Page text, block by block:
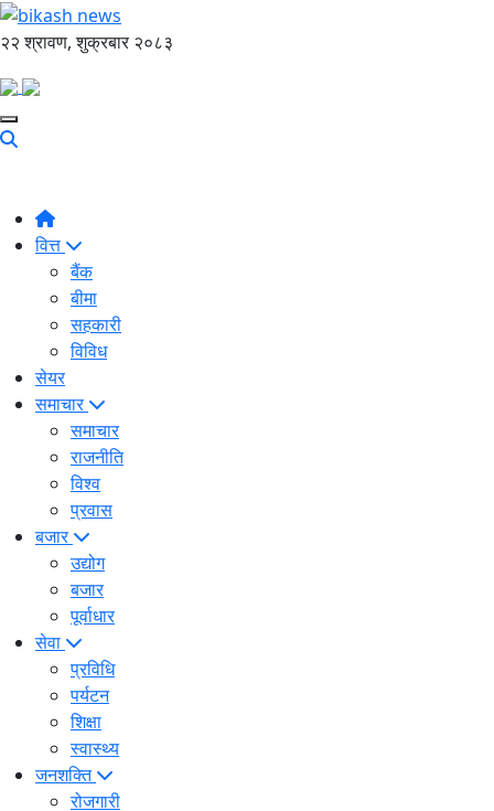
२२ श्रावण, शुक्रबार २०८३
वित्त
बैंक
बीमा
सहकारी
विविध
सेयर
समाचार
समाचार
राजनीति
विश्व
प्रवास
बजार
उद्योग
बजार
पूर्वाधार
सेवा
प्रविधि
पर्यटन
शिक्षा
स्वास्थ्य
जनशक्ति
रोजगारी